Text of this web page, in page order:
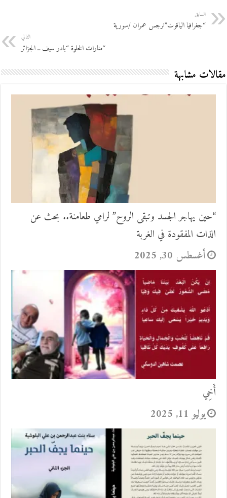
السابق
“جغرافيا الياقوت”نرجس عمران /سورية
التالي
“منارات الخلوة “بادر سيف ــ الجزائر
مقالات مشابهة
“حين يهاجر الجسد وتبقى الروح” لرامي طعامنة.. بحث عن
الذات المفقودة في الغربة
أغسطس 30, 2025
أَخِي
يوليو 11, 2025